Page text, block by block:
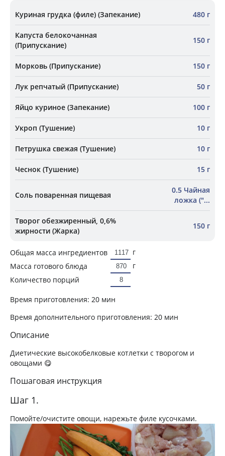
Куриная грудка (филе) (Запекание) 480 г
Капуста белокочанная
(Припускание)
150 г
Морковь (Припускание) 150 г
Лук репчатый (Припускание) 50 г
Яйцо куриное (Запекание) 100 г
Укроп (Тушение) 10 г
Петрушка свежая (Тушение) 10 г
Чеснок (Тушение) 15 г
Соль поваренная пищевая
0.5 Чайная
ложка ("...
Творог обезжиренный, 0,6%
жирности (Жарка)
150 г
Общая масса ингредиентов
г
Масса готового блюда
г
Количество порций
Время приготовления: 20 мин
Время дополнительного приготовления: 20 мин
Описание
Диетические высокобелковые котлетки с творогом и
овощами 😋
Пошаговая инструкция
Шаг 1.
Помойте/очистите овощи, нарежьте филе кусочками.